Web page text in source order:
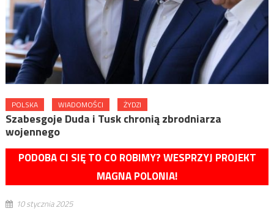
POLSKA WIADOMOŚCI ŻYDZI
Szabesgoje Duda i Tusk chronią zbrodniarza
wojennego
PODOBA CI SIĘ TO CO ROBIMY? WESPRZYJ PROJEKT
MAGNA POLONIA!
10 stycznia 2025